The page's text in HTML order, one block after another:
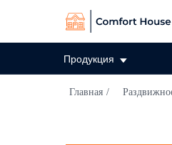
Продукция
Главная /